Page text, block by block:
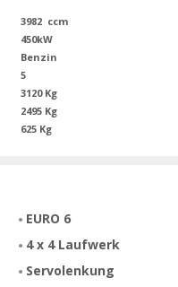
3982 ccm
450kW
Benzin
5
3120 Kg
2495 Kg
625 Kg
EURO 6
4 x 4 Laufwerk
Servolenkung